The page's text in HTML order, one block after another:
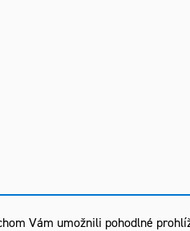
Vám umožnili pohodlné